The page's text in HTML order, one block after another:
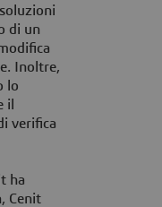
di un
Inoltre,
lo
il
verifica
ha
Cenit